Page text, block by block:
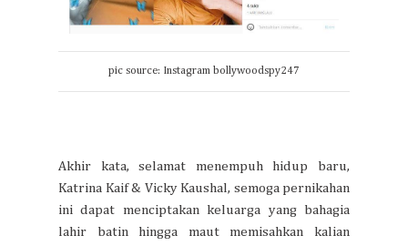
pic source: Instagram bollywoodspy247
Akhir kata, selamat menempuh hidup baru,
Katrina Kaif & Vicky Kaushal, semoga pernikahan
ini dapat menciptakan keluarga yang bahagia
lahir batin hingga maut memisahkan kalian